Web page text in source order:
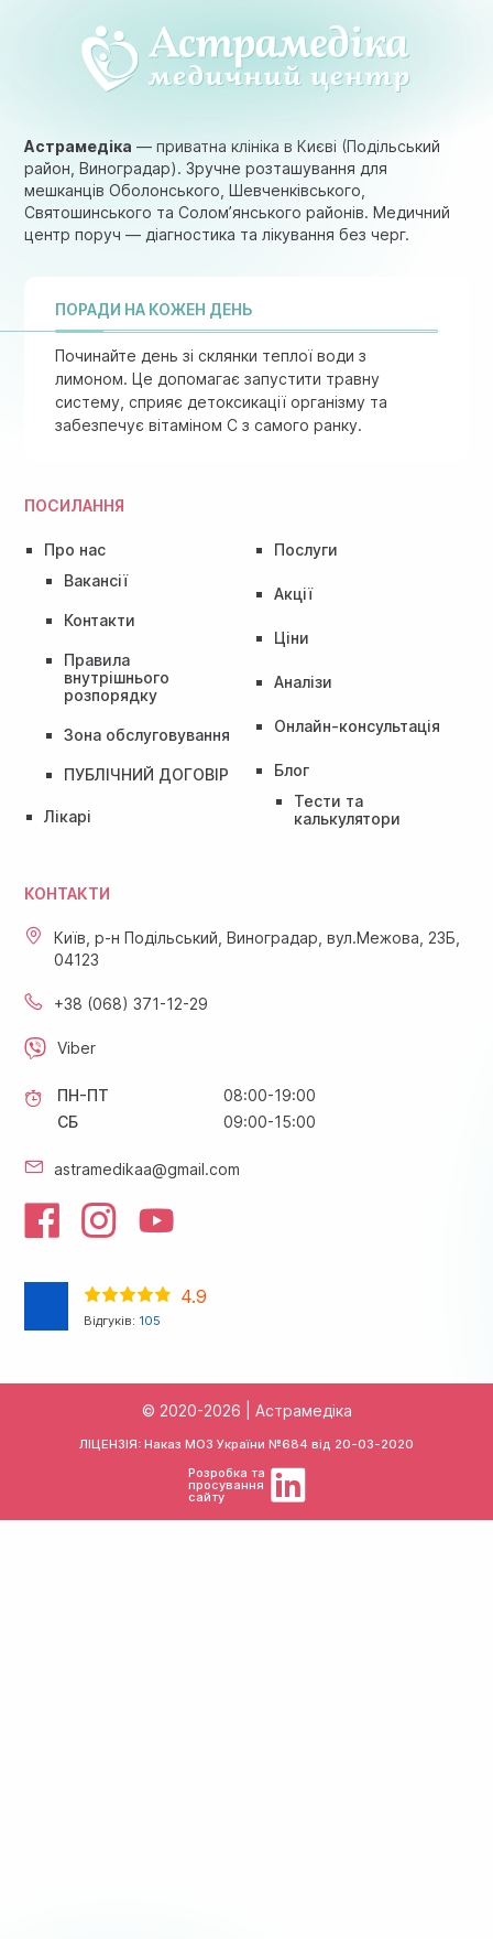
ПОСИЛАННЯ
Про нас
Вакансії
Контакти
Правила
внутрішнього
розпорядку
Зона обслуговування
ПУБЛІЧНИЙ ДОГОВІР
Лікарі
Послуги
Акції
Ціни
Аналізи
Онлайн-консультація
Блог
Тести та
калькулятори
Астрамедіка — приватна клініка в Києві (Подільський
район, Виноградар). Зручне розташування для
мешканців Оболонського, Шевченківського,
Святошинського та Солом’янського районів. Медичний
центр поруч — діагностика та лікування без черг.
ПОРАДИ НА КОЖЕН ДЕНЬ
Починайте день зі склянки теплої води з
лимоном. Це допомагає запустити травну
систему, сприяє детоксикації організму та
забезпечує вітаміном C з самого ранку.
КОНТАКТИ
Київ, р-н Подільський, Виноградар, вул.Межова, 23Б,
04123
+38 (068) 371-12-29
Viber
ПН-ПТ
08:00-19:00
СБ
09:00-15:00
astramedikaa@gmail.com
4.9
Відгуків: 105
© 2020-2026 | Астрамедіка
ЛІЦЕНЗІЯ: Наказ МОЗ України №684 від 20-03-2020
Розробка та
просування
сайту